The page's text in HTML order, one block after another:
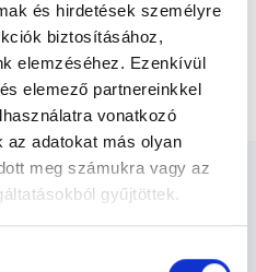
és hirdetések személyre
biztosításához,
elemzéséhez. Ezenkívül
elemező partnereinkkel
vonatkozó
az adatokat más olyan
meg számukra vagy az
gyűjtöttek.
Oltás